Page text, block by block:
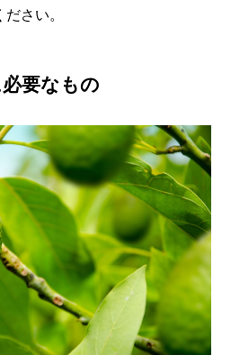
さい。
要なもの